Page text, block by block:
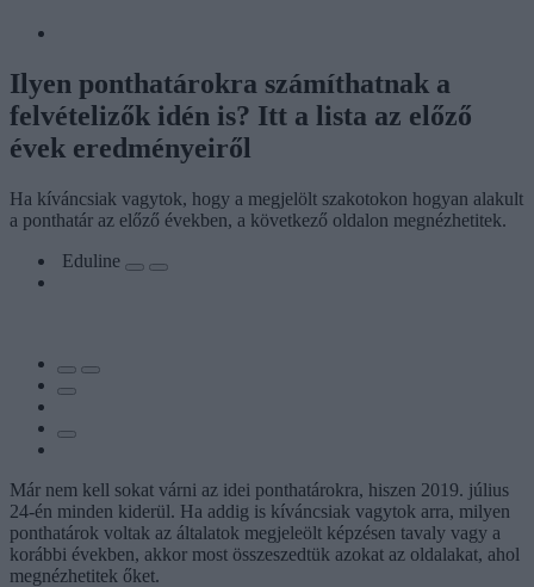
Ilyen ponthatárokra számíthatnak a
felvételizők idén is? Itt a lista az előző
évek eredményeiről
Ha kíváncsiak vagytok, hogy a megjelölt szakotokon hogyan alakult
a ponthatár az előző években, a következő oldalon megnézhetitek.
Eduline
Már nem kell sokat várni az idei ponthatárokra, hiszen 2019. július
24-én minden kiderül. Ha addig is kíváncsiak vagytok arra, milyen
ponthatárok voltak az általatok megjeleölt képzésen tavaly vagy a
korábbi években, akkor most összeszedtük azokat az oldalakat, ahol
megnézhetitek őket.